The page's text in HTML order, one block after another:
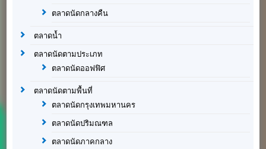
ตลาดนัดกลางคืน
ตลาดน้ำ
ตลาดนัดตามประเภท
ตลาดนัดออฟฟิศ
ตลาดนัดตามพื้นที่
ตลาดนัดกรุงเทพมหานคร
ตลาดนัดปริมณฑล
ตลาดนัดภาคกลาง